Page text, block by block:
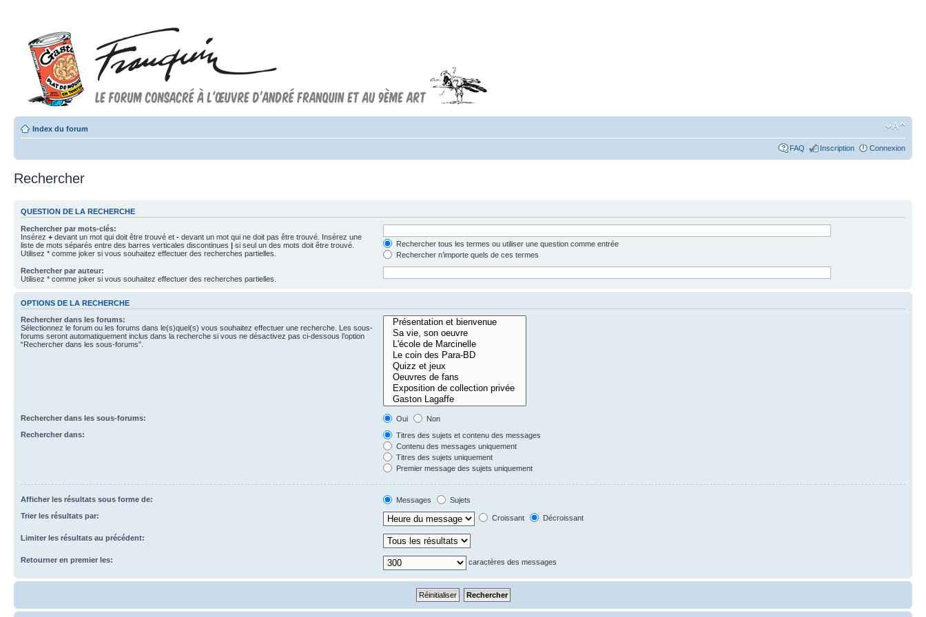
Index du forum
FAQ Inscription Connexion
Rechercher
QUESTION DE LA RECHERCHE
Rechercher par mots-clés:
Insérez + devant un mot qui doit être trouvé et - devant un mot qui ne doit pas être trouvé. Insérez une
liste de mots séparés entre des barres verticales discontinues | si seul un des mots doit être trouvé.
Utilisez * comme joker si vous souhaitez effectuer des recherches partielles.
Rechercher tous les termes ou utiliser une question comme entrée
Rechercher n’importe quels de ces termes
Rechercher par auteur:
Utilisez * comme joker si vous souhaitez effectuer des recherches partielles.
OPTIONS DE LA RECHERCHE
Rechercher dans les forums:
Sélectionnez le forum ou les forums dans le(s)quel(s) vous souhaitez effectuer une recherche. Les sous-
forums seront automatiquement inclus dans la recherche si vous ne désactivez pas ci-dessous l’option
“Rechercher dans les sous-forums”.
Rechercher dans les sous-forums: Oui
Non
Rechercher dans:
Titres des sujets et contenu des messages
Contenu des messages uniquement
Titres des sujets uniquement
Premier message des sujets uniquement
Afficher les résultats sous forme de: Messages
Sujets
Trier les résultats par:
Croissant Décroissant
Limiter les résultats au précédent:
Retourner en premier les: caractères des messages